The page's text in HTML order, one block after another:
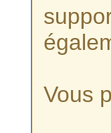
Vous